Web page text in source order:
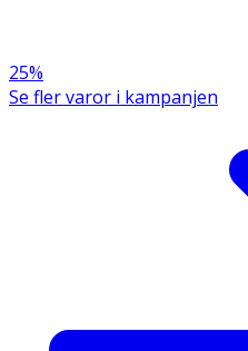
25%
Se fler varor i kampanjen